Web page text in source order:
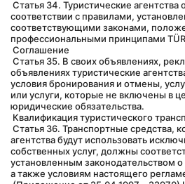
соответствии с правилами,
соответствующими законами,
профессиональными принципами
Соглашение
объявлениях туристические
условия бронирования и отмены,
или услуги, которые не включены в
юридические обязательства.
Квалификация туристического
агентства будут использовать
собственных услуг, должны
установленным законодательством
а также условиям настоящего